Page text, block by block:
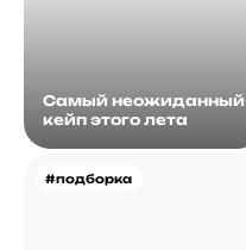
Самый неожиданный
кейп этого лета
#подборка